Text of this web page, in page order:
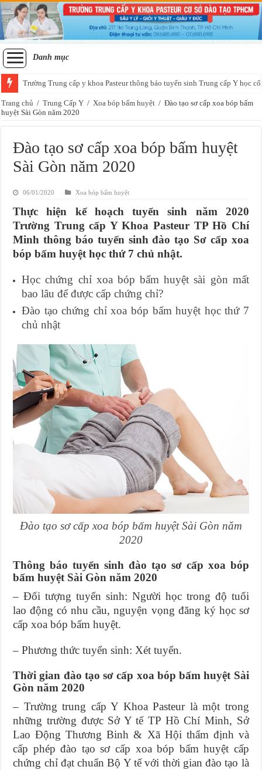
Danh mục
Trường Trung cấp y khoa Pasteur thông báo tuyển sinh Trung cấp Y học
Trang chủ / Trung Cấp Y / Xoa bóp bấm huyệt / Đào tạo sơ cấp xoa bóp bấm
huyệt Sài Gòn năm 2020
Đào tạo sơ cấp xoa bóp bấm huyệt
Sài Gòn năm 2020
06/01/2020 Xoa bóp bấm huyệt
Thực hiện kế hoạch tuyển sinh năm 2020
Trường Trung cấp Y Khoa Pasteur TP Hồ Chí
Minh thông báo tuyển sinh đào tạo Sơ cấp xoa
bóp bấm huyệt học thứ 7 chủ nhật.
Học chứng chỉ xoa bóp bấm huyệt sài gòn mất
bao lâu để được cấp chứng chỉ?
Đào tạo chứng chỉ xoa bóp bấm huyệt học thứ 7
chủ nhật
Đào tạo sơ cấp xoa bóp bấm huyệt Sài Gòn năm
2020
Thông báo tuyển sinh đào tạo sơ cấp xoa bóp
bấm huyệt Sài Gòn năm 2020
– Đối tượng tuyển sinh: Người học trong độ tuổi
lao động có nhu cầu, nguyện vọng đăng ký học sơ
cấp xoa bóp bấm huyệt.
– Phương thức tuyển sinh: Xét tuyển.
Thời gian đào tạo sơ cấp xoa bóp bấm huyệt Sài
Gòn năm 2020
– Trường trung cấp Y Khoa Pasteur là một trong
những trường được Sở Y tế TP Hồ Chí Minh, Sở
Lao Động Thương Binh & Xã Hội thẩm định và
cấp phép đào tạo sơ cấp xoa bóp bấm huyệt cấp
chứng chỉ đạt chuẩn Bộ Y tế với thời gian đào tạo là